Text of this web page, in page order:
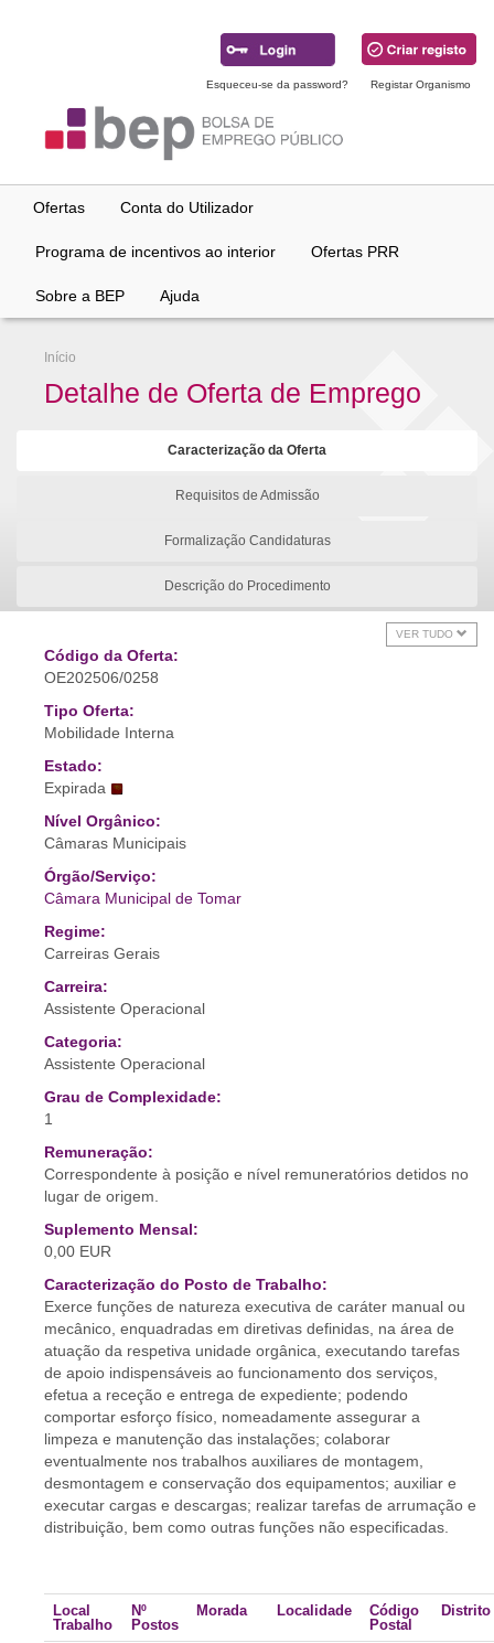
Esqueceu-se da password? Registar Organismo
Ofertas Conta do Utilizador
Programa de incentivos ao interior Ofertas PRR
Sobre a BEP Ajuda
Início
Detalhe de Oferta de Emprego
Caracterização da Oferta
Requisitos de Admissão
Formalização Candidaturas
Descrição do Procedimento
VER TUDO
Código da Oferta:
OE202506/0258
Tipo Oferta:
Mobilidade Interna
Estado:
Expirada
Nível Orgânico:
Câmaras Municipais
Órgão/Serviço:
Câmara Municipal de Tomar
Regime:
Carreiras Gerais
Carreira:
Assistente Operacional
Categoria:
Assistente Operacional
Grau de Complexidade:
1
Remuneração:
Correspondente à posição e nível remuneratórios detidos no
lugar de origem.
Suplemento Mensal:
0,00 EUR
Caracterização do Posto de Trabalho:
Exerce funções de natureza executiva de caráter manual ou
mecânico, enquadradas em diretivas definidas, na área de
atuação da respetiva unidade orgânica, executando tarefas
de apoio indispensáveis ao funcionamento dos serviços,
efetua a receção e entrega de expediente; podendo
comportar esforço físico, nomeadamente assegurar a
limpeza e manutenção das instalações; colaborar
eventualmente nos trabalhos auxiliares de montagem,
desmontagem e conservação dos equipamentos; auxiliar e
executar cargas e descargas; realizar tarefas de arrumação e
distribuição, bem como outras funções não especificadas.
Local
Trabalho
Nº
Postos
Morada Localidade
Código
Postal
Distrito